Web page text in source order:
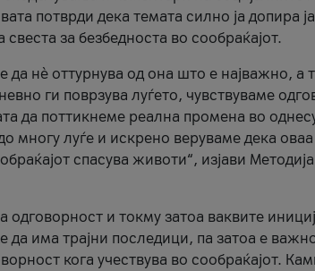
потврди дека темата силно ја допира
за безбедноста во сообраќајот.
да нè оттурнува од она што е најважно,
ги поврзува луѓето, чувствуваме
да поттикнеме реална промена во
многу луѓе и искрено веруваме дека
спасува животи“, изјави
одговорност и токму затоа ваквите
има трајни последици, па затоа е
кога учествува во сообраќајот.